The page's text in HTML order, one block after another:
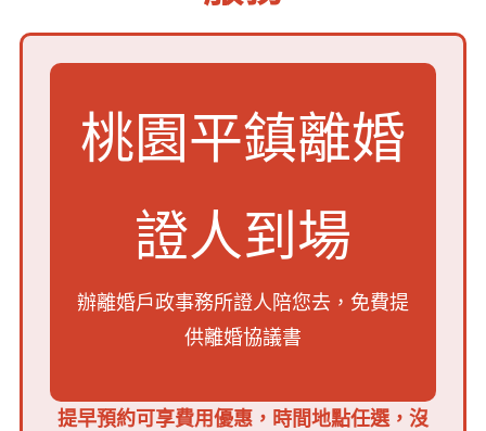
桃園平鎮離婚
證人到場
辦離婚戶政事務所證人陪您去， 免費提
供離婚協議書
提早預約可享費用優惠，時間地點任選，沒